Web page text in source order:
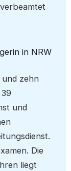
in NRW
und zehn
und
Die
liegt